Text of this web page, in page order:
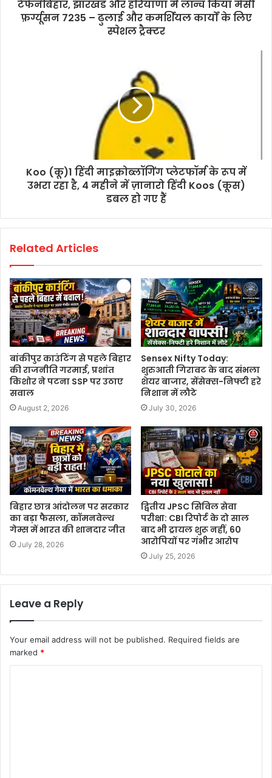
टैफेनेबिहार, झारखंड और हरियाणा में लॉन्च किया मैसी
फ़र्ग्यूसन 7235 – ढुलाई और कमर्शियल कार्यों के लिए
स्पेशल ट्रैक्टर
Koo (कू)1 हिंदी माइक्रोब्लॉगिंग प्लेटफॉर्म के रूप में
उभरा रहा है, 4 महीने में ज़ानारो हिंदी Koos (कूस)
डबल हो गए हैं
Related Articles
बांकीपुर काउंटिंग से पहले बिहार
की राजनीति गरमाई, प्रशांत
किशोर ने पटना SSP पर उठाए
सवाल
August 2, 2026
Sensex Nifty Today:
शुरुआती गिरावट के बाद संभला
शेयर बाजार, सेंसेक्स-निफ्टी हरे
निशान में लौटे
July 30, 2026
बिहार छात्र आंदोलन पर सरकार
का बड़ा फैसला, कॉमनवेल्थ
गेम्स में भारत की शानदार जीत
July 28, 2026
द्वितीय JPSC सिविल सेवा
परीक्षा: CBI रिपोर्ट के दो साल
बाद भी ट्रायल शुरू नहीं, 60
आरोपियों पर गंभीर आरोप
July 25, 2026
Leave a Reply
Your email address will not be published. Required fields are
marked *